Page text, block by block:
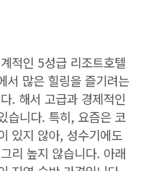
적인 5성급 리조트호텔
서 많은 힐링을 즐기려는
. 해서 고급과 경제적인
습니다. 특히, 요즘은 코
있지 않아, 성수기에도
리 높지 않습니다. 아래